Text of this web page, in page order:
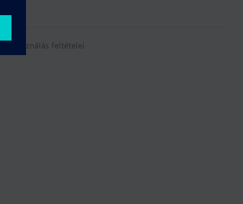
A felhasználás feltételei